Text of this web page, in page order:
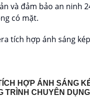
và đảm bảo an ninh
có mặt.
HỢP ÁNH SÁNG
TRÌNH CHUYÊN DỤNG